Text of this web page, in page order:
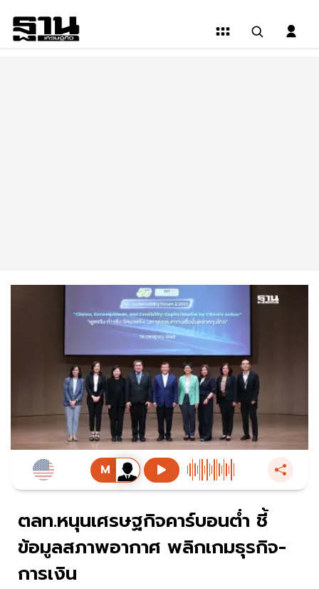
ตลท.หนุนเศรษฐกิจคาร์บอนต่ำ ชี้
ข้อมูลสภาพอากาศ พลิกเกมธุรกิจ-
การเงิน